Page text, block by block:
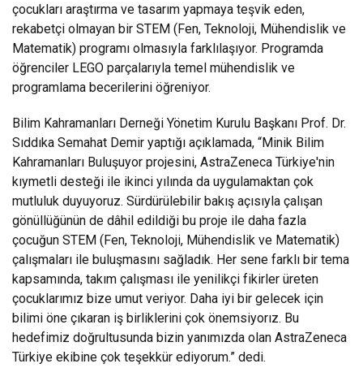
çocukları araştırma ve tasarım yapmaya teşvik eden,
rekabetçi olmayan bir STEM (Fen, Teknoloji, Mühendislik ve
Matematik) programı olmasıyla farklılaşıyor. Programda
öğrenciler LEGO parçalarıyla temel mühendislik ve
programlama becerilerini öğreniyor.
Bilim Kahramanları Derneği Yönetim Kurulu Başkanı Prof. Dr.
Sıddıka Semahat Demir yaptığı açıklamada, “Minik Bilim
Kahramanları Buluşuyor projesini, AstraZeneca Türkiye'nin
kıymetli desteği ile ikinci yılında da uygulamaktan çok
mutluluk duyuyoruz. Sürdürülebilir bakış açısıyla çalışan
gönüllüğünün de dâhil edildiği bu proje ile daha fazla
çocuğun STEM (Fen, Teknoloji, Mühendislik ve Matematik)
çalışmaları ile buluşmasını sağladık. Her sene farklı bir tema
kapsamında, takım çalışması ile yenilikçi fikirler üreten
çocuklarımız bize umut veriyor. Daha iyi bir gelecek için
bilimi öne çıkaran iş birliklerini çok önemsiyorız. Bu
hedefimiz doğrultusunda bizin yanımızda olan AstraZeneca
Türkiye ekibine çok teşekkür ediyorum.” dedi.